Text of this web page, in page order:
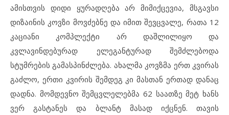
ამისთვის დიდი ყურადღება არ მიმიქცევია, მსგავსი
დიზაინის კოვზი მოვძებნე და იმით შევცვალე, რათა 12
კაციანი კომპლექტი არ დაშლილიყო და
კვლავინდებურად ელეგანტურად შემძლებოდა
სტუმრების გამასპინძლება. ახალმა კოვზმა ერთ კვირას
გაძლო, ერთი კვირის შემდეგ კი მასთან ერთად დანაც
დადნა. მომდევნო შემცვლელებმა 62 საათზე მეტ ხანს
ვერ გასტანეს და ბლანტ მასად იქცნენ. თავის